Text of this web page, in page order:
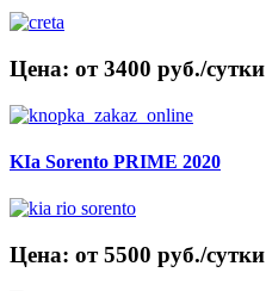
Цена: от 3400 руб./сутки
KIa Sorento PRIME 2020
Цена: от 5500 руб./сутки